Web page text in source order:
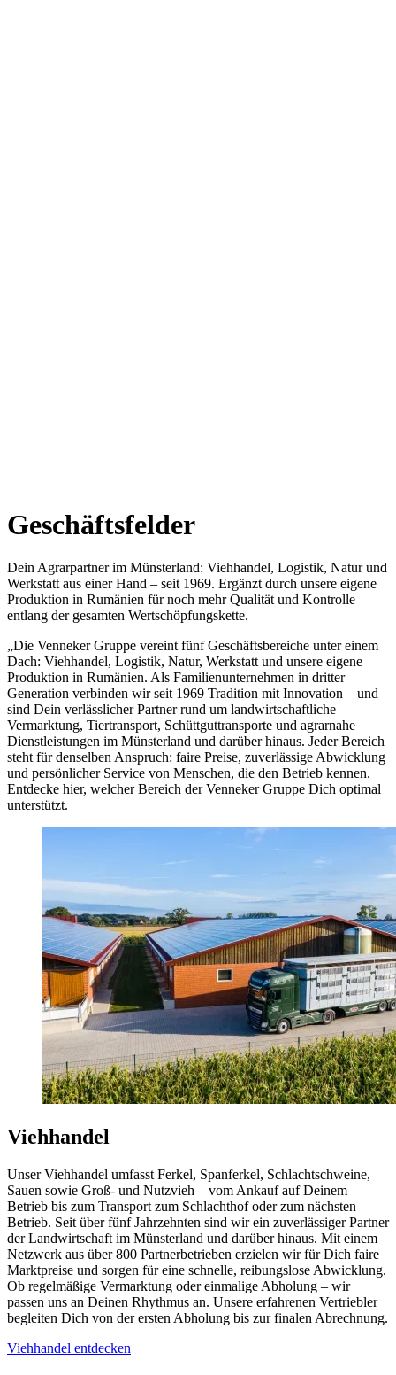
Geschäftsfelder
Dein Agrarpartner im Münsterland: Viehhandel, Logistik, Natur und
Werkstatt aus einer Hand – seit 1969. Ergänzt durch unsere eigene
Produktion in Rumänien für noch mehr Qualität und Kontrolle
entlang der gesamten Wertschöpfungskette.
„Die Venneker Gruppe vereint fünf Geschäftsbereiche unter einem
Dach: Viehhandel, Logistik, Natur, Werkstatt und unsere eigene
Produktion in Rumänien. Als Familienunternehmen in dritter
Generation verbinden wir seit 1969 Tradition mit Innovation – und
sind Dein verlässlicher Partner rund um landwirtschaftliche
Vermarktung, Tiertransport, Schüttguttransporte und agrarnahe
Dienstleistungen im Münsterland und darüber hinaus. Jeder Bereich
steht für denselben Anspruch: faire Preise, zuverlässige Abwicklung
und persönlicher Service von Menschen, die den Betrieb kennen.
Entdecke hier, welcher Bereich der Venneker Gruppe Dich optimal
unterstützt.
Viehhandel
Unser Viehhandel umfasst Ferkel, Spanferkel, Schlachtschweine,
Sauen sowie Groß- und Nutzvieh – vom Ankauf auf Deinem
Betrieb bis zum Transport zum Schlachthof oder zum nächsten
Betrieb. Seit über fünf Jahrzehnten sind wir ein zuverlässiger Partner
der Landwirtschaft im Münsterland und darüber hinaus. Mit einem
Netzwerk aus über 800 Partnerbetrieben erzielen wir für Dich faire
Marktpreise und sorgen für eine schnelle, reibungslose Abwicklung.
Ob regelmäßige Vermarktung oder einmalige Abholung – wir
passen uns an Deinen Rhythmus an. Unsere erfahrenen Vertriebler
begleiten Dich von der ersten Abholung bis zur finalen Abrechnung.
Viehhandel entdecken